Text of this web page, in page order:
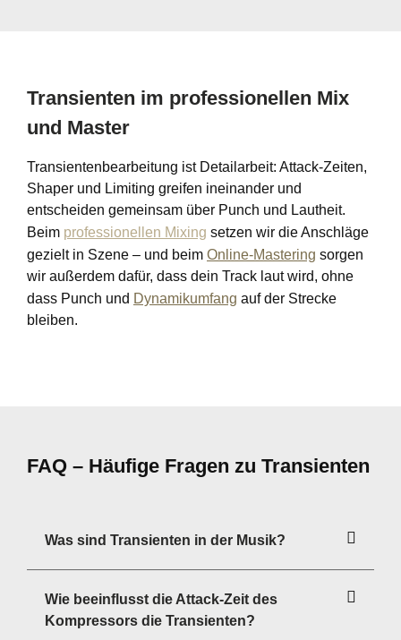
Transienten im professionellen Mix
und Master
Transientenbearbeitung ist Detailarbeit: Attack-Zeiten,
Shaper und Limiting greifen ineinander und
entscheiden gemeinsam über Punch und Lautheit.
Beim professionellen Mixing setzen wir die Anschläge
gezielt in Szene – und beim Online-Mastering sorgen
wir außerdem dafür, dass dein Track laut wird, ohne
dass Punch und Dynamikumfang auf der Strecke
bleiben.
FAQ – Häufige Fragen zu Transienten
Was sind Transienten in der Musik?
Wie beeinflusst die Attack-Zeit des
Kompressors die Transienten?